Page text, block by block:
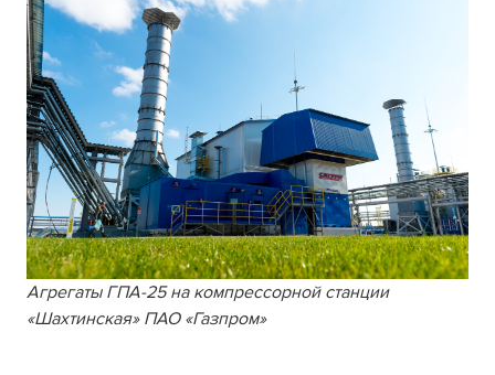
Агрегаты ГПА-25 на компрессорной станции
«Шахтинская» ПАО «Газпром»